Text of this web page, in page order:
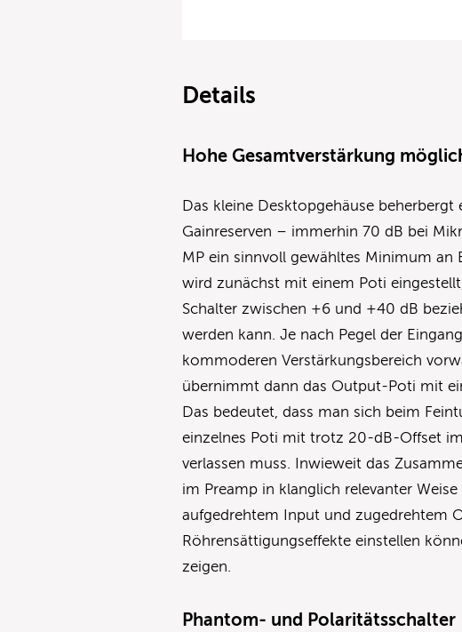
Details
Hohe Gesamtverstärkung
Das kleine Desktopgehäuse
Gainreserven – immerhin 70 dB bei
MP ein sinnvoll gewähltes Minimum an
wird zunächst mit einem Poti
Schalter zwischen +6 und +40 dB
werden kann. Je nach Pegel der
kommoderen Verstärkungsbereich
übernimmt dann das Output-Poti mit
Das bedeutet, dass man sich beim
einzelnes Poti mit trotz 20-dB-Offset
verlassen muss. Inwieweit das
im Preamp in klanglich relevanter
aufgedrehtem Input und zugedrehtem
Röhrensättigungseffekte einstellen
zeigen.
Phantom- und Polaritätsschalter